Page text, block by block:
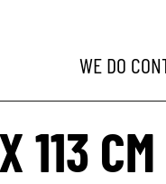
WE DO
113